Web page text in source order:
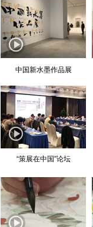
中国新水墨作品展
“策展在中国”论坛